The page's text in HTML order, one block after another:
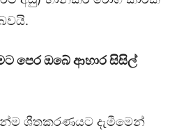
පෙර ඔබේ ආහාර සිසිල්
ශීතකරණයට දැමීමෙන්